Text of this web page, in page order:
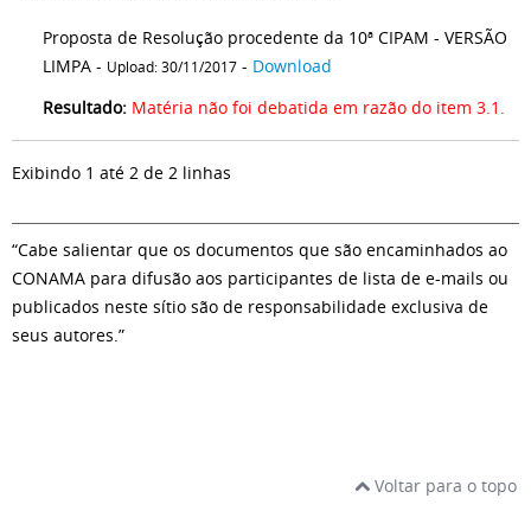
Proposta de Resolução procedente da 10ª CIPAM - VERSÃO
LIMPA - Upload: 30/11/2017 - Download
Resultado: Matéria não foi debatida em razão do item 3.1.
Exibindo 1 até 2 de 2 linhas
“Cabe salientar que os documentos que são encaminhados ao
CONAMA para difusão aos participantes de lista de e-mails ou
publicados neste sítio são de responsabilidade exclusiva de
seus autores.”
Voltar para o topo